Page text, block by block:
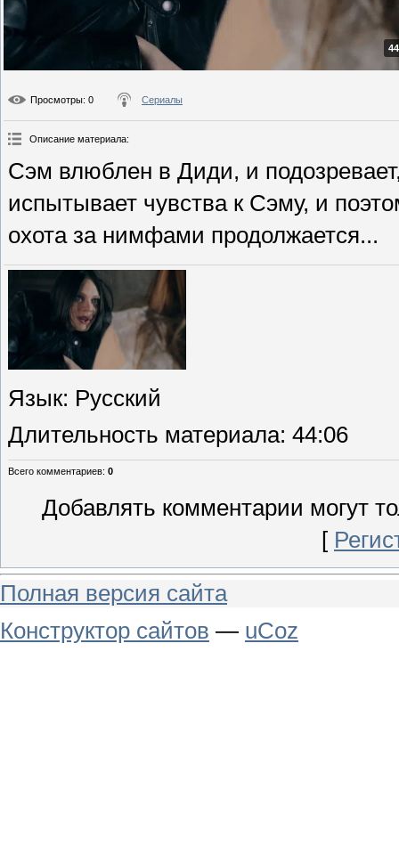
Просмотры: 0 Сериалы
Описание материала:
Сэм влюблен в Диди, и
испытывает чувства к Сэму, и
охота за нимфами продолжается...
Язык: Русский
Длительность материала: 44:06
Всего комментариев: 0
Добавлять комментарии могут
[
Полная версия сайта
Конструктор сайтов — uCoz